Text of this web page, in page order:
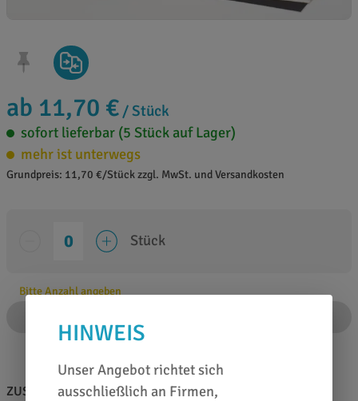
ab 11,70 € / Stück
sofort lieferbar (5 Stück auf Lager)
mehr ist unterwegs
Grundpreis: 11,70 €/Stück zzgl. MwSt. und Versandkosten
Stück
Bitte Anzahl angeben
ZUSATZINFOS BERATEN LASSEN
HINWEIS
Unser Angebot richtet sich
ausschließlich an Firmen,